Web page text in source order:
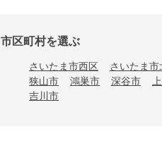
市区町村を選ぶ
さいたま市西区 さいたま市
狭山市
鴻巣市 深谷市
吉川市